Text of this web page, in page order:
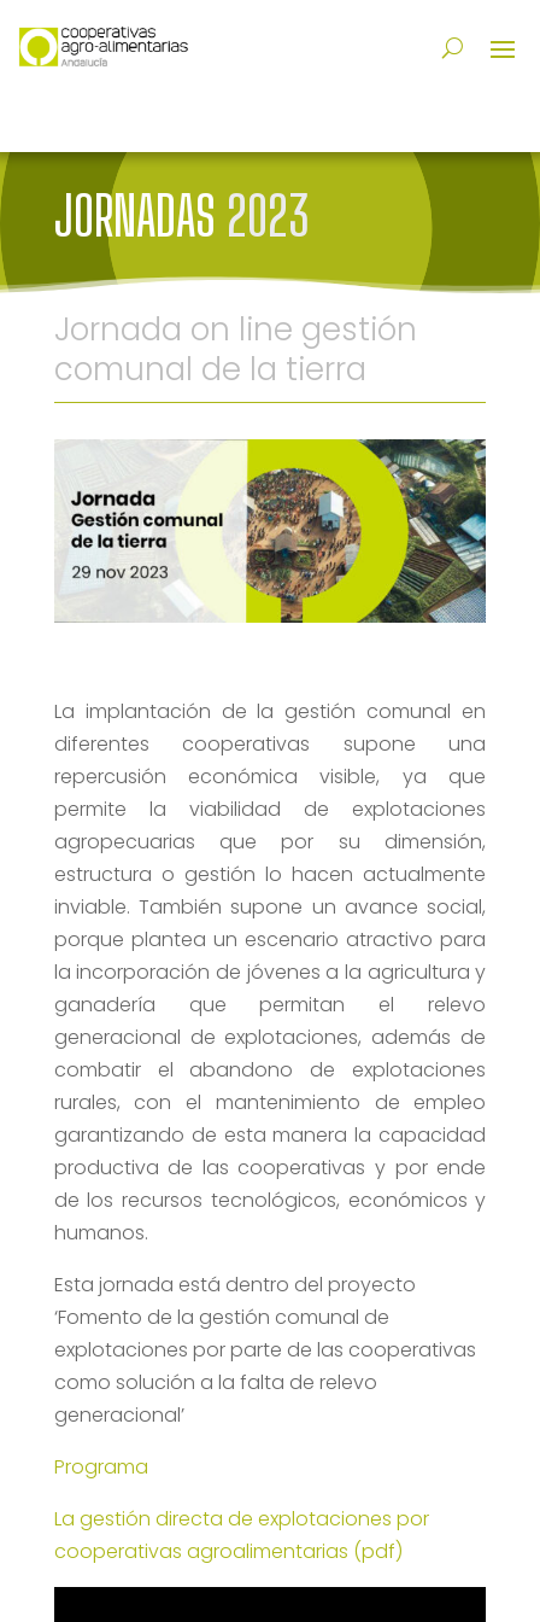
JORNADAS 2023
Jornada on line gestión
comunal de la tierra
La implantación de la gestión comunal en
diferentes cooperativas supone una
repercusión económica visible, ya que
permite la viabilidad de explotaciones
agropecuarias que por su dimensión,
estructura o gestión lo hacen actualmente
inviable. También supone un avance social,
porque plantea un escenario atractivo para
la incorporación de jóvenes a la agricultura y
ganadería que permitan el relevo
generacional de explotaciones, además de
combatir el abandono de explotaciones
rurales, con el mantenimiento de empleo
garantizando de esta manera la capacidad
productiva de las cooperativas y por ende
de los recursos tecnológicos, económicos y
humanos.
Esta jornada está dentro del proyecto
‘Fomento de la gestión comunal de
explotaciones por parte de las cooperativas
como solución a la falta de relevo
generacional’
Programa
La gestión directa de explotaciones por
cooperativas agroalimentarias (pdf)